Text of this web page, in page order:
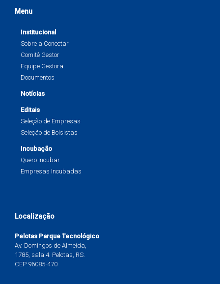
Menu
Institucional
Sobre a Conectar
Comitê Gestor
Equipe Gestora
Documentos
Notícias
Editais
Seleção de Empresas
Seleção de Bolsistas
Incubação
Quero Incubar
Empresas Incubadas
Localização
Pelotas Parque Tecnológico
Av. Domingos de Almeida,
1785, sala 4. Pelotas, RS.
CEP 96085-470